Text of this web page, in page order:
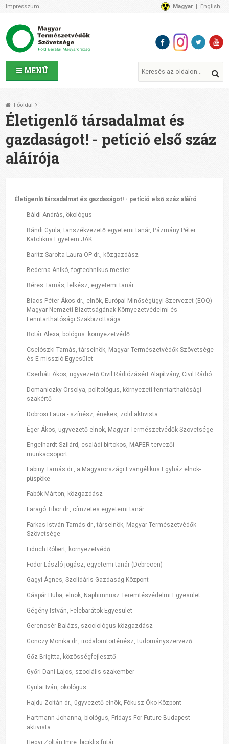
MENÜ
Impresszum Magyar English
Az MTVSZ-ről
Programok
MTVSZ ügyek és események
Tagszervezetek
Támogatóink
CSATLAKOZZ hozzánk!
Elérhetőségeink
1%
Segítsd a munkánkat!
Főoldal
Életigenlő társadalmat és
gazdaságot! - petíció első száz
aláírója
Életigenlő társadalmat és gazdaságot! - petíció első száz aláíró
Báldi András, ökológus
Bándi Gyula, tanszékvezető egyetemi tanár, Pázmány Péter
Katolikus Egyetem JÁK
Baritz Sarolta Laura OP dr., közgazdász
Bederna Anikó, fogtechnikus-mester
Béres Tamás, lelkész, egyetemi tanár
Biacs Péter Ákos dr., elnök, Európai Minőségügyi Szervezet (EOQ)
Magyar Nemzeti Bizottságának Környezetvédelmi és
Fenntarthatósági Szakbizottsága
Botár Alexa, bológus. környezetvédő
Cselószki Tamás, társelnök, Magyar Természetvédők Szövetsége
és E-misszió Egyesület
Cserháti Ákos, ügyvezető Civil Rádiózásért Alapítvány, Civil Rádió
Domaniczky Orsolya, politológus, környezeti fenntarthatósági
szakértő
Döbrösi Laura - színész, énekes, zöld aktivista
Éger Ákos, ügyvezető elnök, Magyar Természetvédők Szövetsége
Engelhardt Szilárd, családi birtokos, MAPER tervezői
munkacsoport
Fabiny Tamás dr., a Magyarországi Evangélikus Egyház elnök-
püspöke
Fabók Márton, közgazdász
Faragó Tibor dr., címzetes egyetemi tanár
Farkas István Tamás dr., társelnök, Magyar Természetvédők
Szövetsége
Fidrich Róbert, környezetvédő
Fodor László jogász, egyetemi tanár (Debrecen)
Gagyi Ágnes, Szolidáris Gazdaság Központ
Gáspár Huba, elnök, Naphimnusz Teremtésvédelmi Egyesület
Gégény István, Felebarátok Egyesület
Gerencsér Balázs, szociológus-közgazdász
Gönczy Monika dr., irodalomtörténész, tudományszervező
Gőz Brigitta, közösségfejlesztő
Győri-Dani Lajos, szociális szakember
Gyulai Iván, ökológus
Hajdu Zoltán dr., ügyvezető elnök, Fókusz Öko Központ
Hartmann Johanna, biológus, Fridays For Future Budapest
aktivista
Hegyi Zoltán Imre, biciklis futár